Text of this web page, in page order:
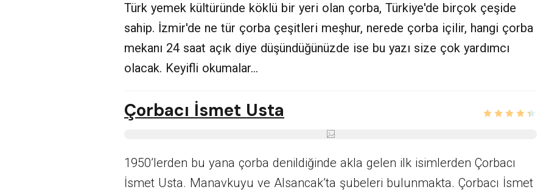
Türk yemek kültüründe köklü bir yeri olan çorba, Türkiye'de birçok çeşide
sahip. İzmir'de ne tür çorba çeşitleri meşhur, nerede çorba içilir, hangi çorba
mekanı 24 saat açık diye düşündüğünüzde ise bu yazı size çok yardımcı
olacak. Keyifli okumalar...
Çorbacı İsmet Usta
1950’lerden bu yana çorba denildiğinde akla gelen ilk isimlerden Çorbacı
İsmet Usta. Manavkuyu ve Alsancak’ta şubeleri bulunmakta. Çorbacı İsmet